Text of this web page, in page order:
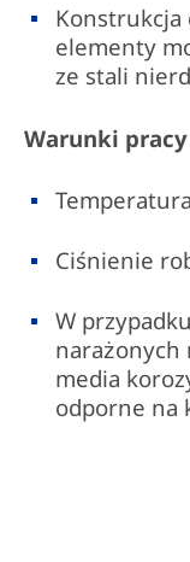
Konstrukcja
elementy
ze stali
Warunki pracy
Ciśnienie
W
narażonych
media
odporne na